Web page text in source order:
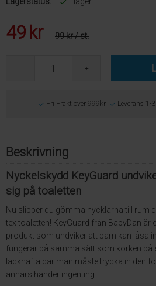
49 kr 99 kr/ st.
Fri Frakt över 999kr Leverans 1-
Beskrivning
Nyckelskydd KeyGuard
sig på toaletten
Nu slipper du gömma nycklarna till rum
tex toaletten! KeyGuard från BabyDan är
produkt som undviker att barn kan låsa
fungerar på samma sätt som korken på
lacknafta där man måste trycka in den
annars händer ingenting.